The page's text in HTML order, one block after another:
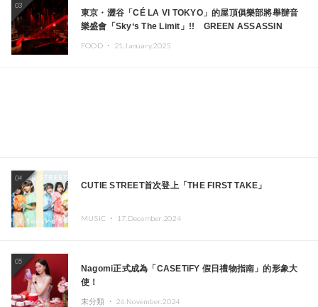
03
東京・澀谷「CÉ LA VI TOKYO」的屋頂俱樂部將舉辦音
樂盛會「Sky‘s The Limit」!! GREEN ASSASSIN
本頂尖DJ及創作者齊聚一堂
FOOD ・ 21.January.2025
04
CUTIE STREET首次登上「THE FIRST TAKE」
MUSIC ・ 17.December.2024
05
Nagomi正式成為「CASETiFY 假日禮物指南」的形象大
使！
未分類 ・ 26.November.2024